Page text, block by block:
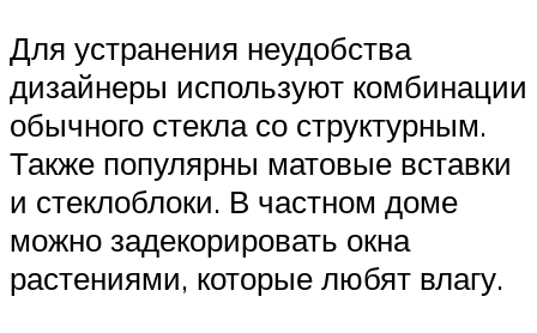
Для устранения неудобства
дизайнеры используют комбинации
обычного стекла со структурным.
Также популярны матовые вставки
и стеклоблоки. В частном доме
можно задекорировать окна
растениями, которые любят влагу.